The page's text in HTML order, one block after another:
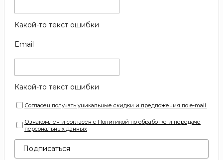
Какой-то текст ошибки
Email
Какой-то текст ошибки
Согласен получать уникальные скидки и предложения по e-mail.
Ознакомлен и согласен с Политикой по обработке и передаче
персональных данных
Подписаться